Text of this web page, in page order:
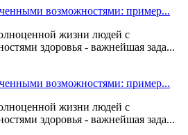
возможностями: пример...
жизни людей с
здоровья - важнейшая зада...
возможностями: пример...
жизни людей с
здоровья - важнейшая зада...